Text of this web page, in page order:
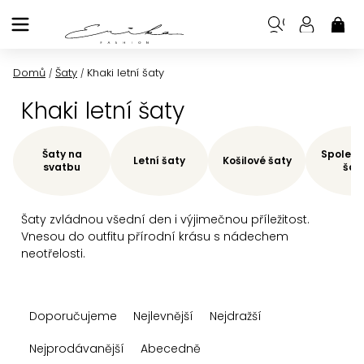
na
Domů / Šaty / Khaki letní šaty
Khaki letní šaty
Šaty zvládnou všední den i výjimečnou příležitost.
Vnesou do outfitu přírodní krásu s nádechem
neotřelosti.
Šaty na
svatbu
Letní šaty Košilové šaty
aDoporučujeme Nejlevnější
Nejdražší
Nejprodávanější
Abecedně